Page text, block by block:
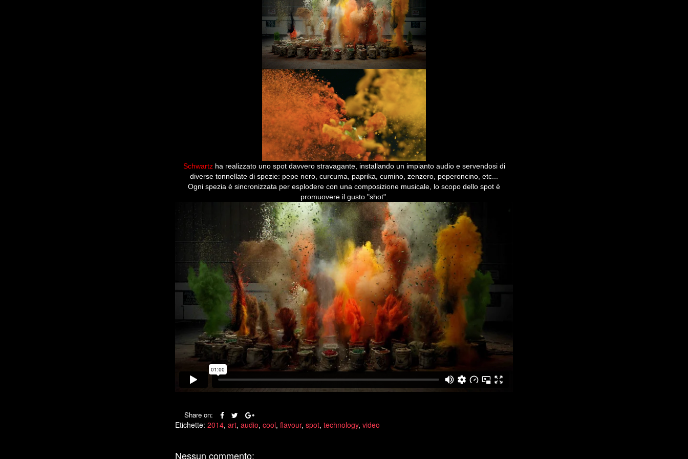
Schwartzha realizzato uno spot davvero stravagante, installando un impianto audio e servendosi di
diverse tonnellate di spezie: pepe nero, curcuma, paprika, cumino, zenzero, peperoncino, etc...
Ogni spezia è sincronizzata per esplodere con una composizione musicale, lo scopo dello spot è
promuovere il gusto "shot".
Share on:
Etichette: 2014, art, audio, cool, flavour, spot, technology, video
Nessun commento: